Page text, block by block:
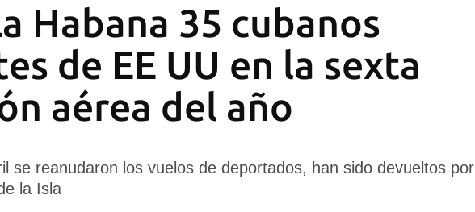
Habana 35 cubanos
de EE UU en la sexta
aérea del año
se reanudaron los vuelos de deportados, han sido devueltos por
la Isla